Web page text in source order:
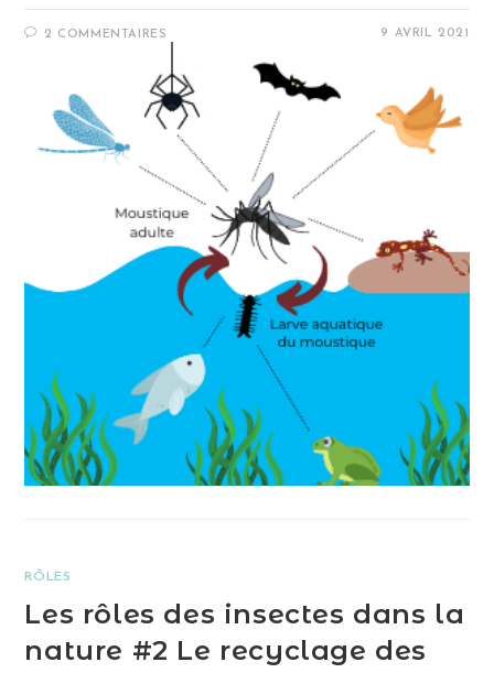
2 COMMENTAIRES 9 AVRIL 2021
RÔLES
Les rôles des insectes dans la
nature #2 Le recyclage des